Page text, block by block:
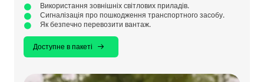
Використання зовнішніх світлових приладів.
Сигналізація про пошкодження транспортного засобу.
Як безпечно перевозити вантаж.
Доступне в пакеті